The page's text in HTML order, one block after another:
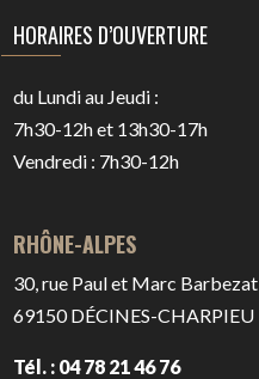
HORAIRES D’OUVERTURE
du Lundi au Jeudi :
7h30-12h et 13h30-17h
Vendredi : 7h30-12h
RHÔNE-ALPES
30, rue Paul et Marc Barbezat
69150DÉCINES-CHARPIEU
Tél. : 04 78 21 46 76